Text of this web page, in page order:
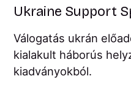
Ukraine Support
Válogatás ukrán
kialakult háborús
kiadványokból.